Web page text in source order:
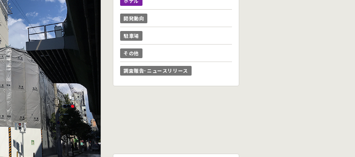
開発動向
駐車場
その他
調査報告･ニュースリリース